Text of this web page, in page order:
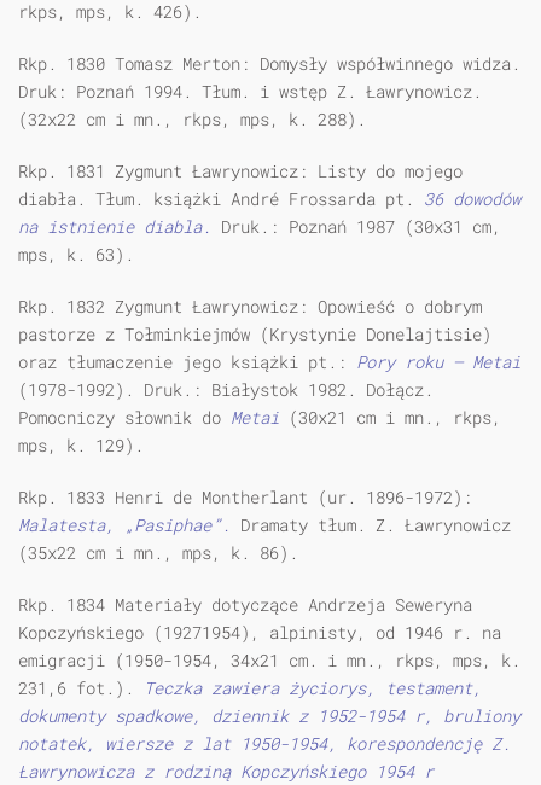
rkps, mps, k. 426).
Rkp. 1830 Tomasz Merton: Domysły współwinnego widza.
Druk: Poznań 1994. Tłum. i wstęp Z. Ławrynowicz.
(32x22 cm i mn., rkps, mps, k. 288).
Rkp. 1831 Zygmunt Ławrynowicz: Listy do mojego
diabła. Tłum. książki André Frossarda pt.
36 dowodów
na istnienie diabla. Druk.: Poznań 1987 (30x31 cm,
mps, k. 63).
Rkp. 1832 Zygmunt Ławrynowicz: Opowieść o dobrym
pastorze z Tołminkiejmów (Krystynie Donelajtisie)
oraz tłumaczenie jego książki pt.: Pory roku — Metai
(1978-1992). Druk.: Białystok 1982. Dołącz.
Pomocniczy słownik do Metai (30x21 cm i mn., rkps,
mps, k. 129).
Rkp. 1833 Henri de Montherlant (ur. 1896-1972):
Malatesta, „Pasiphae”. Dramaty tłum. Z. Ławrynowicz
(35x22 cm i mn., mps, k. 86).
Rkp. 1834 Materiały dotyczące Andrzeja Seweryna
Kopczyńskiego (19271954), alpinisty, od 1946 r. na
emigracji (1950-1954, 34x21 cm. i mn., rkps, mps, k.
231,6 fot.).
Teczka zawiera życiorys, testament,
dokumenty spadkowe, dziennik z 1952-1954 r, bruliony
notatek, wiersze z lat 1950-1954, korespondencję Z.
Ławrynowicza z rodziną Kopczyńskiego 1954 r